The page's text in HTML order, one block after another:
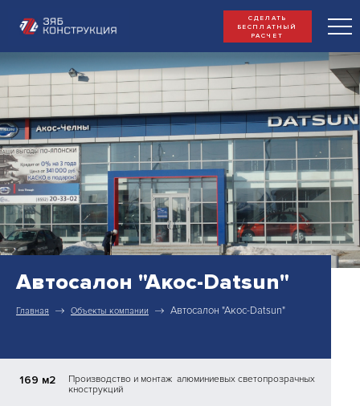
СДЕЛАТЬ
БЕСПЛАТНЫЙ
РАСЧЕТ
Автосалон "Акос-Datsun"
Главная Объекты компании Автосалон "Акос-Datsun"
169 м2
Производство и монтаж алюминиевых светопрозрачных
кнострукций